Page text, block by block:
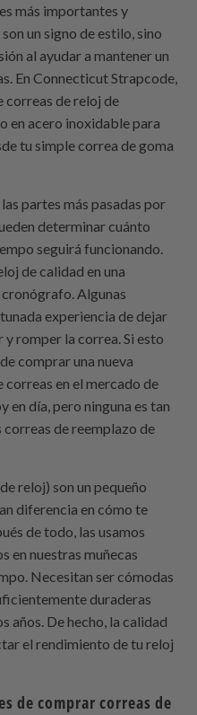
más importantes y
un signo de estilo, sino
al ayudar a mantener un
En Connecticut Strapcode,
correas de reloj de
en acero inoxidable para
tu simple correa de goma
partes más pasadas por
determinar cuánto
seguirá funcionando.
de calidad en una
Algunas
experiencia de dejar
y romper la correa. Si esto
comprar una nueva
en el mercado de
en día, pero ninguna es tan
de reemplazo de
reloj) son un pequeño
diferencia en cómo te
de todo, las usamos
en nuestras muñecas
Necesitan ser cómodas
duraderas
años. De hecho, la calidad
el rendimiento de tu reloj
de comprar correas de